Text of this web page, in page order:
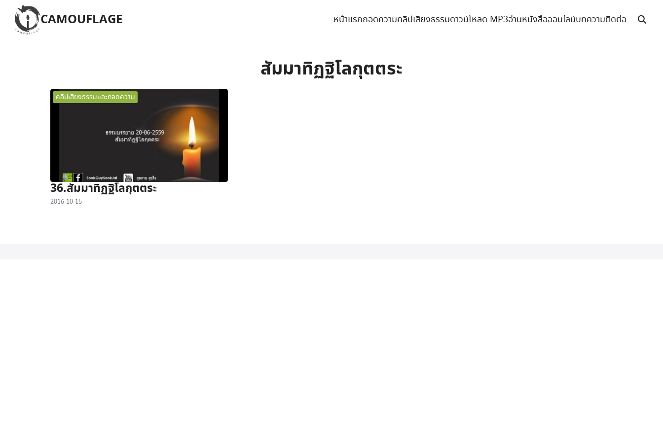
content
CAMOUFLAGE หน้าแรกถอดความคลิปเสียงธรรมดาวน์โหลด MP3อ่านหนังสือออนไลน์บทความติดต่อ
สัมมาทิฏฐิโลกุตตระ
คลิปเสียงธรรมและถอดความ
36.สัมมาทิฏฐิโลกุตตระ
2016-10-15